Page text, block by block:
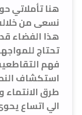
هنا تأملاتي
نسعى من
هذا الفضاء
تحتاج
فهم
استكشاف
طرق
الي اتساع